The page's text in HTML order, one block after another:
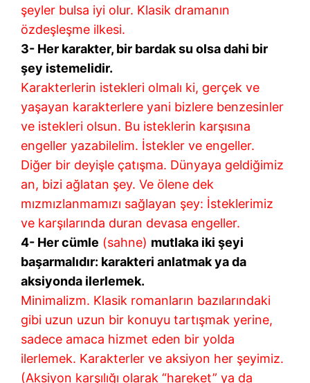
şeyler bulsa iyi olur. Klasik dramanın
özdeşleşme ilkesi.
3- Her karakter, bir bardak su olsa dahi bir
şey istemelidir.
Karakterlerin istekleri olmalı ki, gerçek ve
yaşayan karakterlere yani bizlere benzesinler
ve istekleri olsun. Bu isteklerin karşısına
engeller yazabilelim. İstekler ve engeller.
Diğer bir deyişle çatışma. Dünyaya geldiğimiz
an, bizi ağlatan şey. Ve ölene dek
mızmızlanmamızı sağlayan şey: İsteklerimiz
ve karşılarında duran devasa engeller.
4- Her cümle (sahne) mutlaka iki şeyi
başarmalıdır: karakteri anlatmak ya da
aksiyonda ilerlemek.
Minimalizm. Klasik romanların bazılarındaki
gibi uzun uzun bir konuyu tartışmak yerine,
sadece amaca hizmet eden bir yolda
ilerlemek. Karakterler ve aksiyon her şeyimiz.
(Aksiyon karşılığı olarak “hareket” ya da